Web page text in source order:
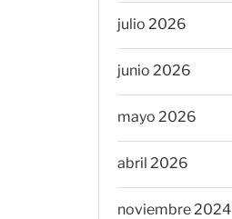
julio 2026
junio 2026
mayo 2026
abril 2026
noviembre 2024